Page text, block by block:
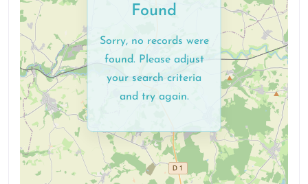
Found
Sorry, no records were
found. Please adjust
your search criteria
and try again.